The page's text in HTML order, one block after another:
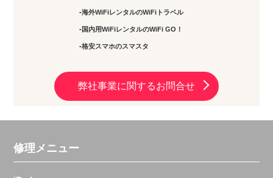
海外WiFiレンタルのWiFiトラベル
国内用WiFiレンタルのWiFi GO！
格安スマホのスマスタ
弊社事業に関するお問合せ
修理メニュー